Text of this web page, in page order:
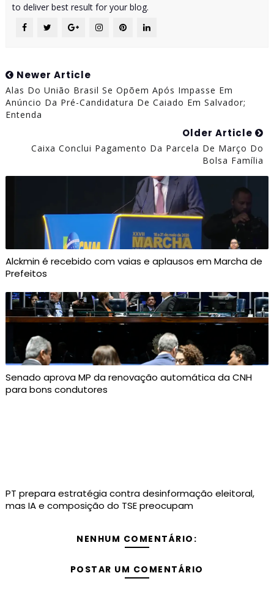
to deliver best result for your blog.
Newer Article
Alas Do União Brasil Se Opõem Após Impasse Em
Anúncio Da Pré-Candidatura De Caiado Em Salvador;
Entenda
Older Article
Caixa Conclui Pagamento Da Parcela De Março Do
Bolsa Família
Alckmin é recebido com vaias e aplausos em Marcha de
Prefeitos
Senado aprova MP da renovação automática da CNH
para bons condutores
PT prepara estratégia contra desinformação eleitoral,
mas IA e composição do TSE preocupam
NENHUM COMENTÁRIO:
POSTAR UM COMENTÁRIO